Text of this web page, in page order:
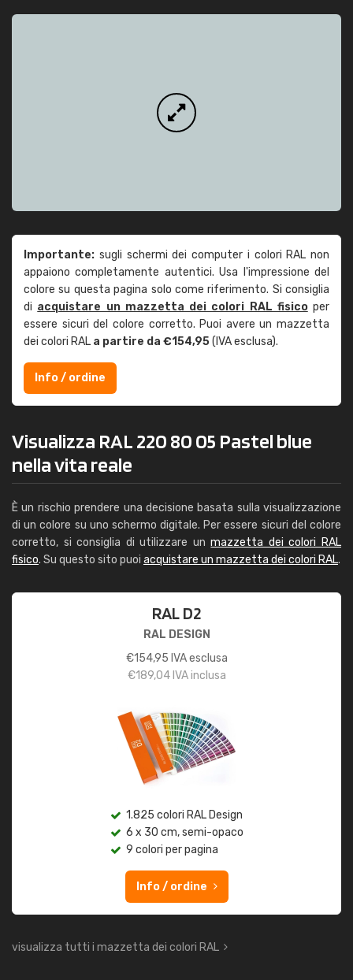
Importante: sugli schermi dei computer i colori RAL non
appaiono completamente autentici. Usa l'impressione del
colore su questa pagina solo come riferimento. Si consiglia
di acquistare un mazzetta dei colori RAL fisicoper
essere sicuri del colore corretto. Puoi avere un mazzetta
dei colori RAL a partire da €154,95(IVA esclusa).
Info / ordine
Visualizza RAL 220 80 05 Pastel blue
nella vita reale
È un rischio prendere una decisione basata sulla visualizzazione
di un colore su uno schermo digitale. Per essere sicuri del colore
corretto, si consiglia di utilizzare unmazzetta dei colori RAL
fisico. Su questo sito puoi acquistare un mazzetta dei colori RAL.
RAL D2
RAL DESIGN
€154,95 IVA esclusa
€189,04IVA inclusa
1.825 colori RAL Design
6 x 30 cm, semi-opaco
9 colori per pagina
Info / ordine
visualizza tutti i mazzetta dei colori RAL